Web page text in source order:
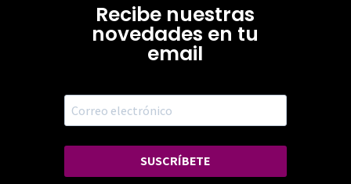
Recibe nuestras
novedades en tu
email
SUSCRÍBETE